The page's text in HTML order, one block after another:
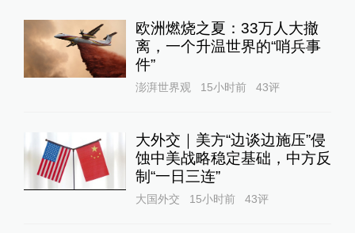
欧洲燃烧之夏：33万人大撤
离，一个升温世界的“哨兵事
件”
澎湃世界观 15小时前 43评
大外交｜美方“边谈边施压”侵
蚀中美战略稳定基础，中方反
制“一日三连”
大国外交 15小时前 43评